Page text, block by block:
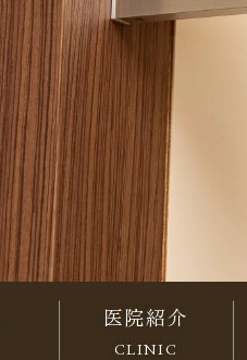
医院紹介
CLINIC